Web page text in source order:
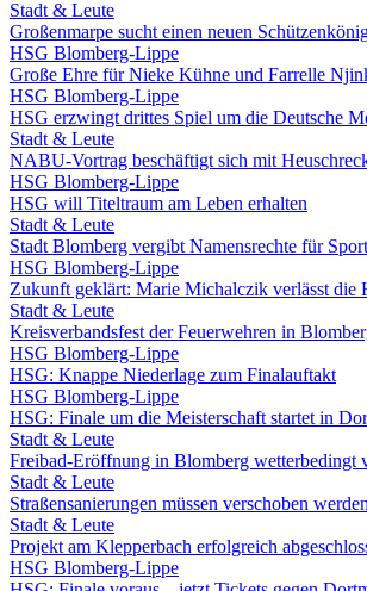
Stadt & Leute
Großenmarpe sucht einen neuen
HSG Blomberg-Lippe
Große Ehre für Nieke Kühne und Farrelle
HSG Blomberg-Lippe
HSG erzwingt drittes Spiel um die Deutsche
Stadt & Leute
NABU-Vortrag beschäftigt sich mit
HSG Blomberg-Lippe
HSG will Titeltraum am Leben erhalten
Stadt & Leute
Stadt Blomberg vergibt Namensrechte für
HSG Blomberg-Lippe
Zukunft geklärt: Marie Michalczik verlässt die
Stadt & Leute
Kreisverbandsfest der Feuerwehren in
HSG Blomberg-Lippe
HSG: Knappe Niederlage zum Finalauftakt
HSG Blomberg-Lippe
HSG: Finale um die Meisterschaft startet in
Stadt & Leute
Freibad-Eröffnung in Blomberg wetterbedingt
Stadt & Leute
Straßensanierungen müssen verschoben werden
Stadt & Leute
Projekt am Klepperbach erfolgreich
HSG Blomberg-Lippe